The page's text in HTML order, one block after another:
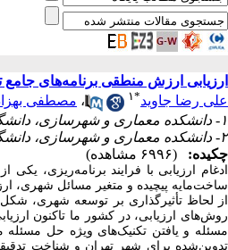
ارزیابی ارزش منطقی برنامه‌های
علی رضا جاوید*۱ ، مصطفی
۱- دانشکده معماری و شهرسازی، دانشگاه علم و صنعت ایران، تهران، ایران ،
۲- دانشکده معماری و شهرسازی، دانشگاه علم و صنعت ایران، تهران، ایران
چکیده:
(۶۹۹۶ مشاهده)
ادغام ارزیابی با فرایند برنامه‌ریزی،
ساخت‌مایه پیچیده و متغیر مسائل شهری،
از لحاظ تأثیرگذاری بر توسعه شهری،
روش‌های ارزیابی،در کشور ما تاکنون
مسئله و یافتن تکنیک‌های ویژه حل
تدوین‌شده برای شهر تهران و شناخت